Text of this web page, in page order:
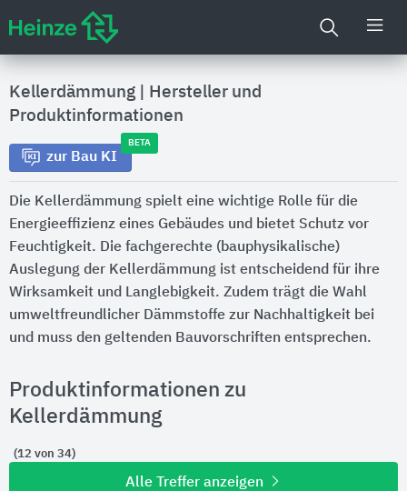
Kellerdämmung
Hersteller und
Produktinformationen
zur Bau KI
BETA
Die Kellerdämmung spielt eine wichtige Rolle für die
Energieeffizienz eines Gebäudes und bietet Schutz vor
Feuchtigkeit. Die fachgerechte (bauphysikalische)
Auslegung der Kellerdämmung ist entscheidend für ihre
Wirksamkeit und Langlebigkeit. Zudem trägt die Wahl
umweltfreundlicher Dämmstoffe zur Nachhaltigkeit bei
und muss den geltenden Bauvorschriften entsprechen.
Produktinformationen zu
Kellerdämmung
(12 von 34)
Alle Treffer anzeigen